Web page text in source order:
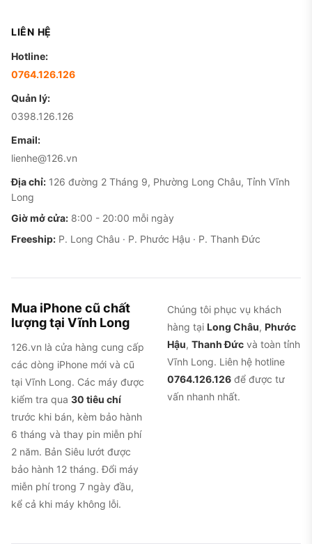
LIÊN HỆ
Hotline:
0764.126.126
Quản lý:
0398.126.126
Email:
lienhe@126.vn
Địa chỉ: 126 đường 2 Tháng 9, Phường Long Châu, Tỉnh Vĩnh
Long
Giờ mở cửa: 8:00 - 20:00 mỗi ngày
Freeship: P. Long Châu · P. Phước Hậu · P. Thanh Đức
Mua iPhone cũ chất
lượng tại Vĩnh Long
126.vn là cửa hàng cung cấp
các dòng iPhone mới và cũ
tại Vĩnh Long. Các máy được
kiểm tra qua 30 tiêu chí
trước khi bán, kèm bảo hành
6 tháng và thay pin miễn phí
2 năm. Bản Siêu lướt được
bảo hành 12 tháng. Đổi máy
miễn phí trong 7 ngày đầu,
kể cả khi máy không lỗi.
Chúng tôi phục vụ khách
hàng tại Long Châu, Phước
Hậu, Thanh Đức và toàn tỉnh
Vĩnh Long. Liên hệ hotline
0764.126.126 để được tư
vấn nhanh nhất.